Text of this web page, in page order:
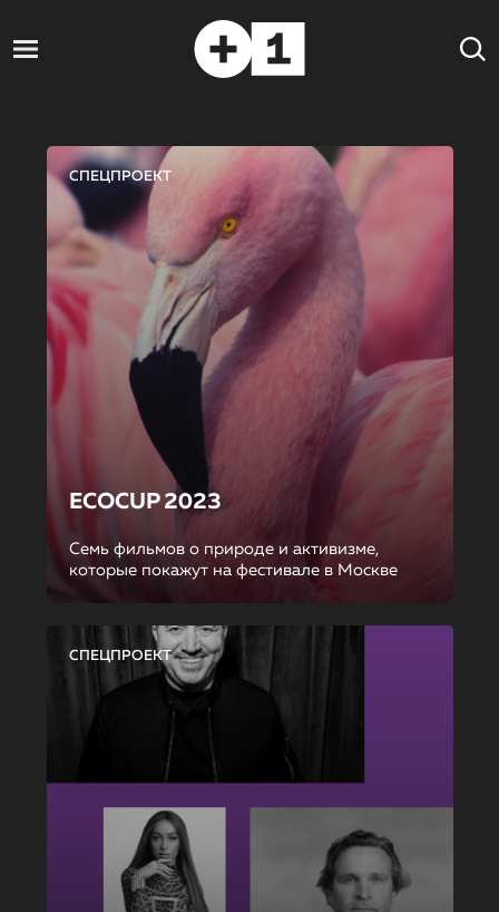
СПЕЦПРОЕКТ
ECOCUP 2023
Семь фильмов о природе и активизме,
которые покажут на фестивале в Москве
СПЕЦПРОЕКТ